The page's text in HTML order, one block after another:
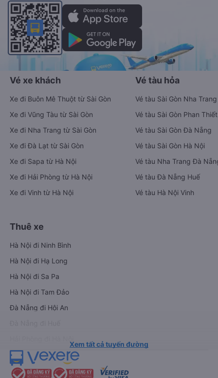
Vé xe khách
Xe đi Buôn Mê Thuột từ Sài Gòn
Xe đi Vũng Tàu từ Sài Gòn
Xe đi Nha Trang từ Sài Gòn
Xe đi Đà Lạt từ Sài Gòn
Xe đi Sapa từ Hà Nội
Xe đi Hải Phòng từ Hà Nội
Xe đi Vinh từ Hà Nội
Vé tàu hỏa
Vé tàu Sài Gòn Nha Trang
Vé tàu Sài Gòn Phan Thiết
Vé tàu Sài Gòn Đà Nẵng
Vé tàu Sài Gòn Hà Nội
Vé tàu Nha Trang Đà
Vé tàu Đà Nẵng Huế
Vé tàu Hà Nội Vinh
Thuê xe
Hà Nội đi Ninh Bình
Hà Nội đi Hạ Long
Hà Nội đi Sa Pa
Hà Nội đi Tam Đảo
Đà Nẵng đi Hội An
Xem tất cả tuyến đường